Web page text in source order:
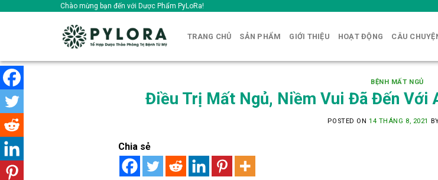
Chào mừng bạn đến với Dược Phẩm PyLoRa!
TRANG CHỦ SẢN PHẨM GIỚI THIỆU HOẠT ĐỘNG CÂU
BỆNH MẤT NGỦ
Điều Trị Mất Ngủ, Niềm Vui Đã Đến Với
POSTED ON 14 THÁNG 8, 2021
Chia sẻ